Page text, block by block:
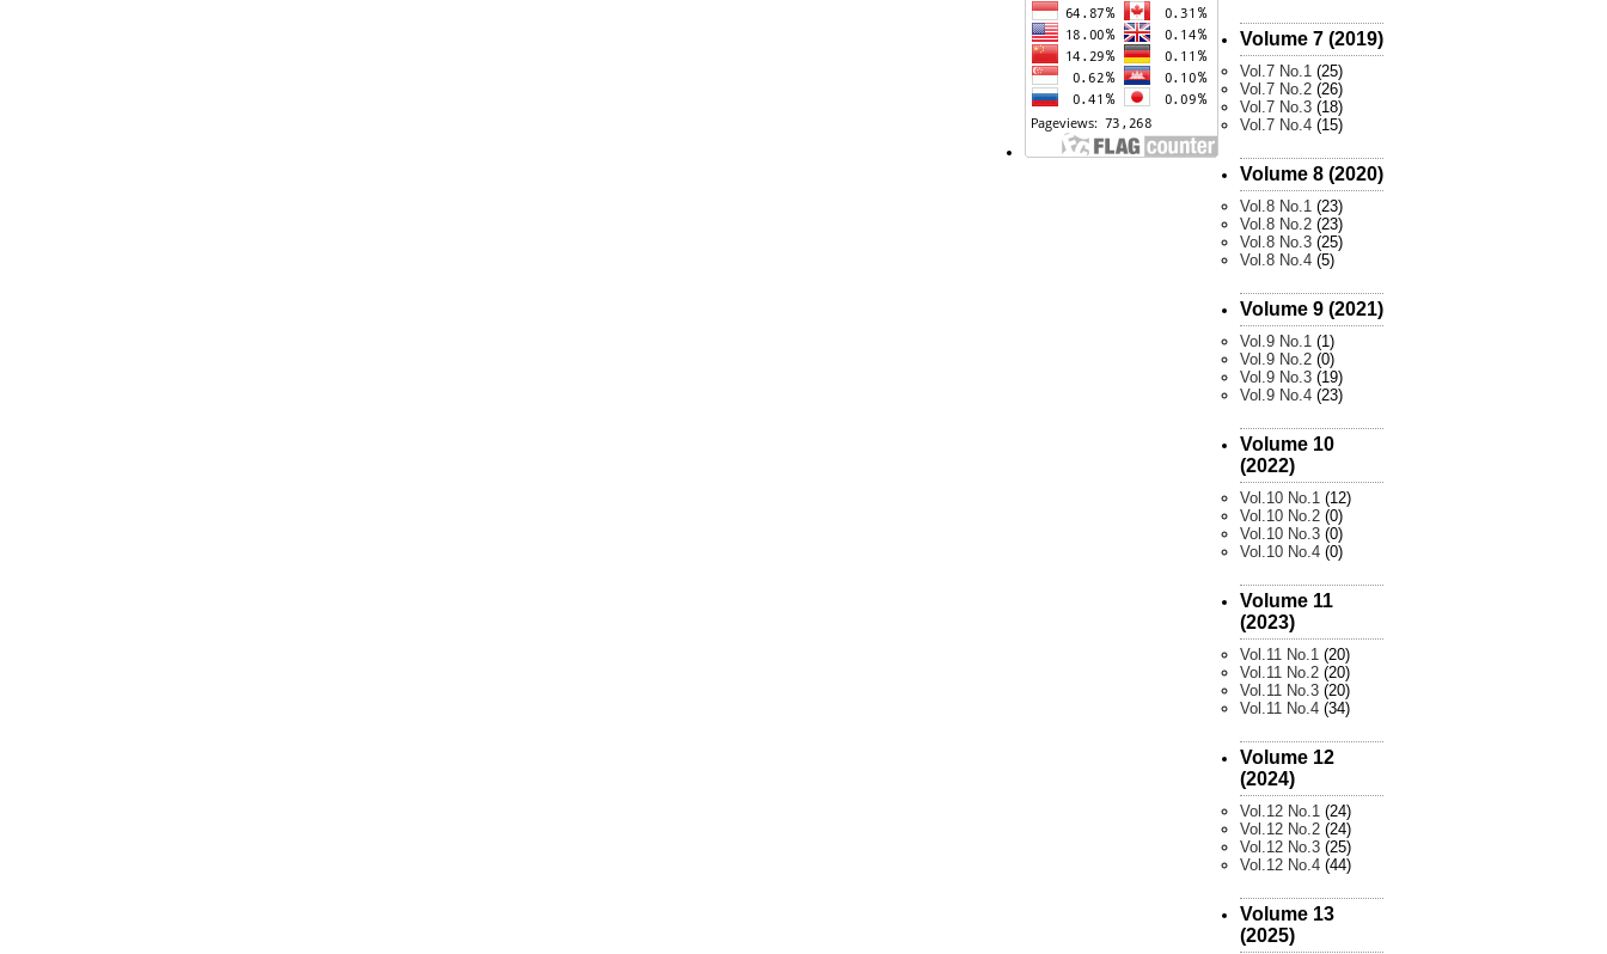
Volume 7 (2019)
Vol.7 No.1 (25)
Vol.7 No.2 (26)
Vol.7 No.3 (18)
Vol.7 No.4 (15)
Volume 8 (2020)
Vol.8 No.1 (23)
Vol.8 No.2 (23)
Vol.8 No.3 (25)
Vol.8 No.4 (5)
Volume 9 (2021)
Vol.9 No.1 (1)
Vol.9 No.2 (0)
Vol.9 No.3 (19)
Vol.9 No.4 (23)
Volume 10
(2022)
Vol.10 No.1 (12)
Vol.10 No.2 (0)
Vol.10 No.3 (0)
Vol.10 No.4 (0)
Volume 11
(2023)
Vol.11 No.1 (20)
Vol.11 No.2 (20)
Vol.11 No.3 (20)
Vol.11 No.4 (34)
Volume 12
(2024)
Vol.12 No.1 (24)
Vol.12 No.2 (24)
Vol.12 No.3 (25)
Vol.12 No.4 (44)
Volume 13
(2025)